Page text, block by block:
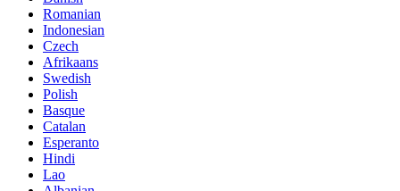
Romanian
Indonesian
Czech
Afrikaans
Swedish
Polish
Basque
Catalan
Esperanto
Hindi
Lao